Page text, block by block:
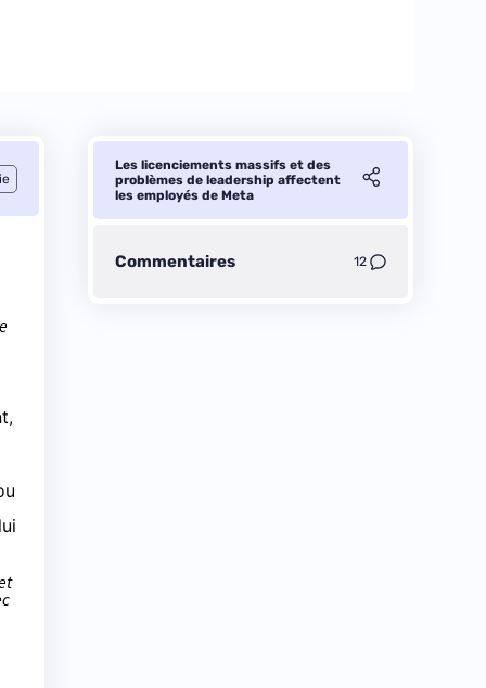
Les licenciements massifs et des
problèmes de leadership affectent
les employés de Meta
Commentaires 12